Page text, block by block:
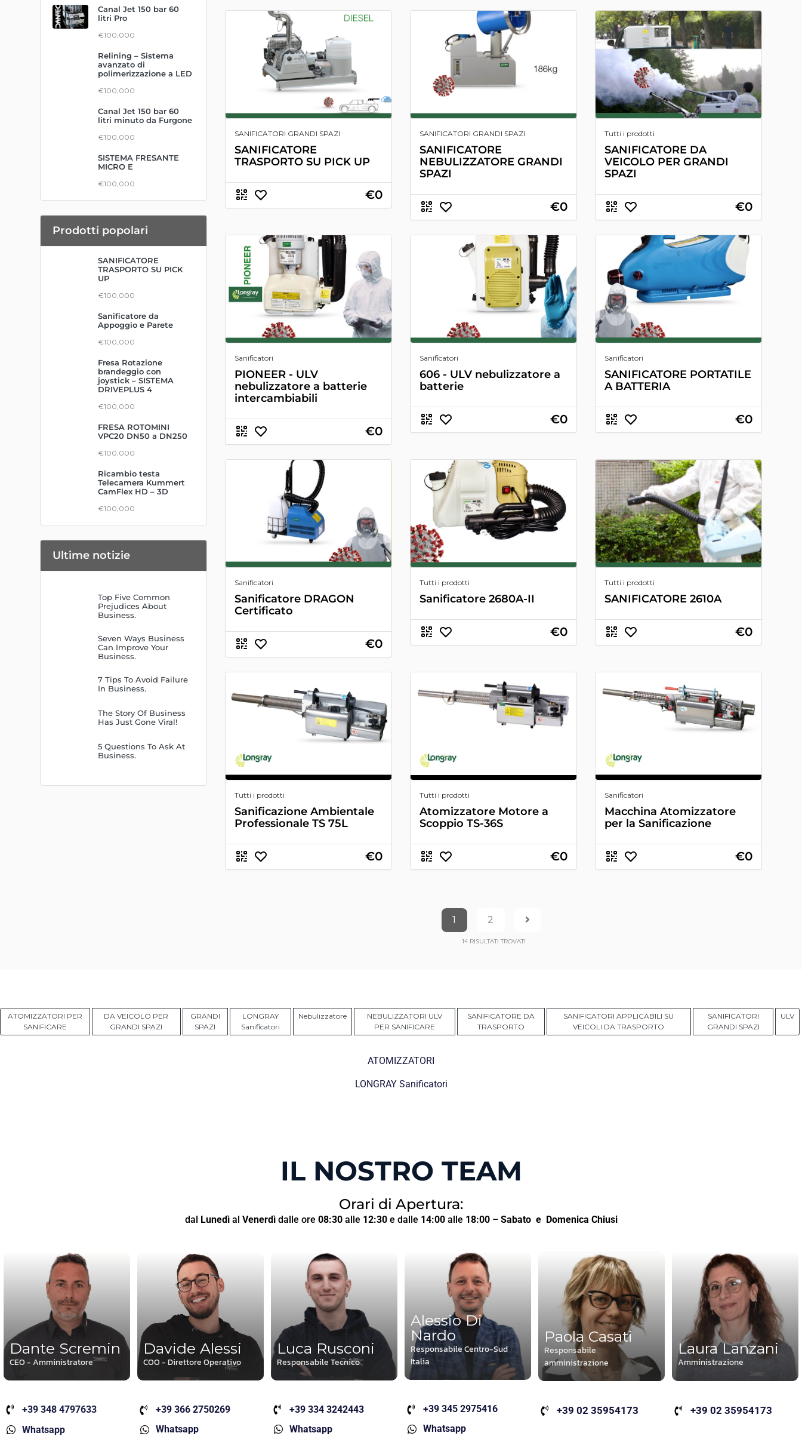
Canal Jet 150 bar 60
litri Pro
€100,000
Relining – Sistema
avanzato di
polimerizzazione a LED
€100,000
Canal Jet 150 bar 60
litri minuto da Furgone
€100,000
SISTEMA FRESANTE
MICRO E
€100,000
Prodotti popolari
SANIFICATORE
TRASPORTO SU PICK
UP
€100,000
Sanificatore da
Appoggio e Parete
€100,000
Fresa Rotazione
brandeggio con
joystick – SISTEMA
DRIVEPLUS 4
€100,000
FRESA ROTOMINI
VPC20 DN50 a DN250
€100,000
Ricambio testa
Telecamera Kummert
CamFlex HD – 3D
€100,000
Ultime notizie
Top Five Common
Prejudices About
Business.
Seven Ways Business
Can Improve Your
Business.
7 Tips To Avoid Failure
In Business.
The Story Of Business
Has Just Gone Viral!
5 Questions To Ask At
Business.
SANIFICATORI GRANDI SPAZI
SANIFICATORE
TRASPORTO SU PICK UP
€0
SANIFICATORI GRANDI SPAZI
SANIFICATORE
NEBULIZZATORE GRANDI
SPAZI
€0
Tutti i prodotti
SANIFICATORE DA
VEICOLO PER GRANDI
SPAZI
€0
Sanificatori
PIONEER - ULV
nebulizzatore a batterie
intercambiabili
€0
Sanificatori
606 - ULV nebulizzatore a
batterie
€0
Sanificatori
SANIFICATORE PORTATILE
A BATTERIA
€0
Sanificatori
Sanificatore DRAGON
Certificato
€0
Tutti i prodotti
Sanificatore 2680A-II
€0
Tutti i prodotti
SANIFICATORE 2610A
€0
Tutti i prodotti
Sanificazione Ambientale
Professionale TS 75L
€0
Tutti i prodotti
Atomizzatore Motore a
Scoppio TS-36S
€0
Sanificatori
Macchina Atomizzatore
per la Sanificazione
€0
1 2
14RISULTATI TROVATI
ATOMIZZATORI PER
SANIFICARE
DA VEICOLO PER
GRANDI SPAZI
GRANDI
SPAZI
LONGRAY
Sanificatori
Nebulizzatore
NEBULIZZATORI ULV
PER SANIFICARE
SANIFICATORE DA
TRASPORTO
SANIFICATORI APPLICABILI SU
VEICOLI DA TRASPORTO
SANIFICATORI
GRANDI SPAZI
ULV
ATOMIZZATORI
LONGRAY Sanificatori
IL NOSTRO TEAM
Orari di Apertura:
dal Lunedìal Venerdìdalle ore 08:30alle 12:30e dalle 14:00alle 18:00– Sabato e Domenica Chiusi
Dante Scremin
CEO - Amministratore
+39 348 4797633
Whatsapp
Davide Alessi
COO - Direttore Operativo
+39 366 2750269
Whatsapp
Luca Rusconi
Responsabile Tecnico
+39 334 3242443
Whatsapp
Alessio Di
Nardo
Responsabile Centro-Sud
Italia
+39 345 2975416
Whatsapp
Paola Casati
Responsabile
amministrazione
+39 02 35954173
Laura Lanzani
Amministrazione
+39 02 35954173